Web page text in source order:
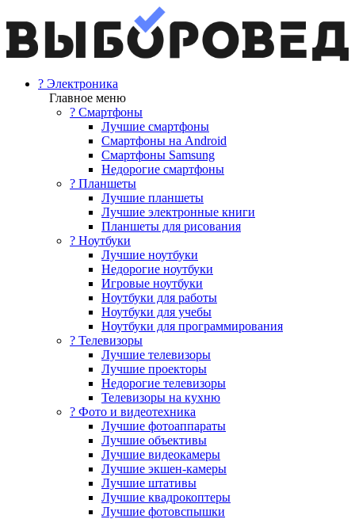
? Электроника
Главное меню
? Смартфоны
Лучшие смартфоны
Смартфоны на Android
Смартфоны Samsung
Недорогие смартфоны
? Планшеты
Лучшие планшеты
Лучшие электронные книги
Планшеты для рисования
? Ноутбуки
Лучшие ноутбуки
Недорогие ноутбуки
Игровые ноутбуки
Ноутбуки для работы
Ноутбуки для учебы
Ноутбуки для программирования
? Телевизоры
Лучшие телевизоры
Лучшие проекторы
Недорогие телевизоры
Телевизоры на кухню
? Фото и видеотехника
Лучшие фотоаппараты
Лучшие объективы
Лучшие видеокамеры
Лучшие экшен-камеры
Лучшие штативы
Лучшие квадрокоптеры
Лучшие фотовспышки